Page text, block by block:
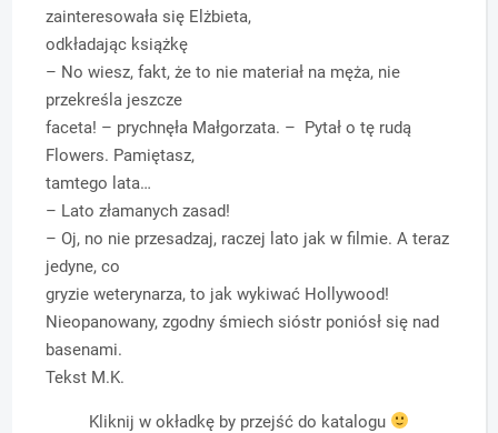
zainteresowała się Elżbieta,
odkładając książkę
– No wiesz, fakt, że to nie materiał na męża, nie
przekreśla jeszcze
faceta! – prychnęła Małgorzata. – Pytał o tę rudą
Flowers. Pamiętasz,
tamtego lata…
– Lato złamanych zasad!
– Oj, no nie przesadzaj, raczej lato jak w filmie. A teraz
jedyne, co
gryzie weterynarza, to jak wykiwać Hollywood!
Nieopanowany, zgodny śmiech sióstr poniósł się nad
basenami.
Tekst M.K.
Kliknij w okładkę by przejść do katalogu